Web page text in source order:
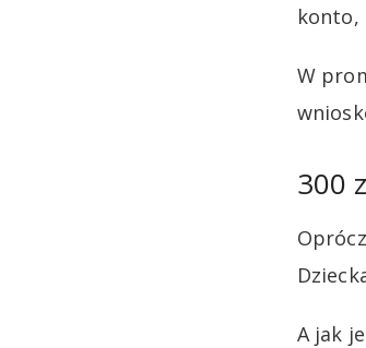
konto,
W
300
A jak